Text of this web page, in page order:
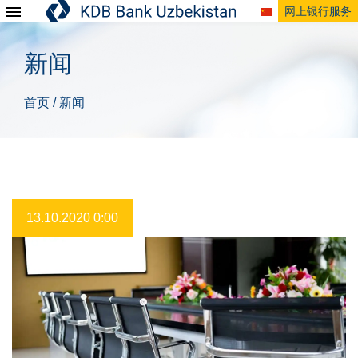
网上银行服务
新闻
首页 / 新闻
13.10.2020 0:00